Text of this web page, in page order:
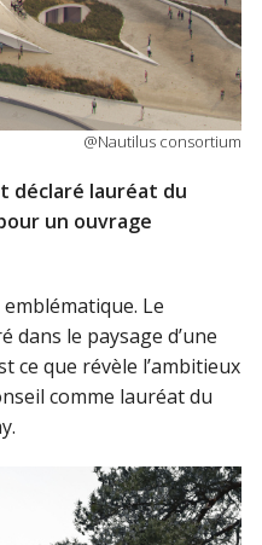
@Nautilus consortium
déclaré lauréat du
un ouvrage
Le
le paysage d’une
ce que révèle l’ambitieux
comme lauréat du